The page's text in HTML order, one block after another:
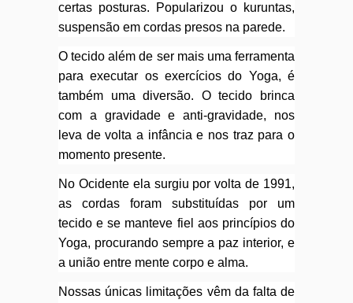
certas posturas. Popularizou o kuruntas,
suspensão em cordas presos na parede.
O tecido além de ser mais uma ferramenta
para executar os exercícios do Yoga, é
também uma diversão. O tecido brinca
com a gravidade e anti-gravidade, nos
leva de volta a infância e nos traz para o
momento presente.
No Ocidente ela surgiu por volta de 1991,
as cordas foram substituídas por um
tecido e se manteve fiel aos princípios do
Yoga, procurando sempre a paz interior, e
a união entre mente corpo e alma.
Nossas únicas limitações vêm da falta de